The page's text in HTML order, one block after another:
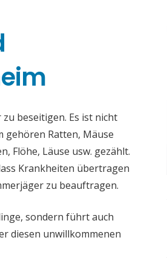
beseitigen. Es ist nicht
gehören Ratten, Mäuse
Flöhe, Läuse usw. gezählt.
Krankheiten übertragen
zu beauftragen.
sondern führt auch
diesen unwillkommenen